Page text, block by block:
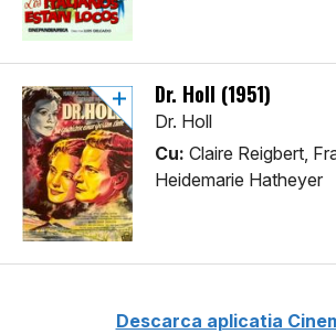
Dr. Holl (1951)
Dr. Holl
Cu: Claire Reigbert,
Heidemarie Hatheyer
Descarca aplicatia